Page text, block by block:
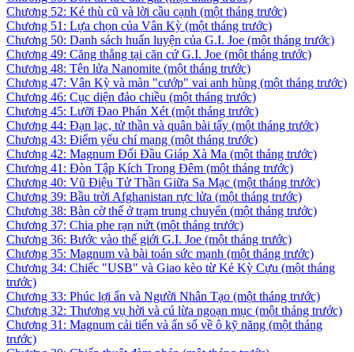
Chương 52: Kẻ thù cũ và lời cầu cạnh (một tháng trước)
Chương 51: Lựa chọn của Vân Kỳ (một tháng trước)
Chương 50: Danh sách huấn luyện của G.I. Joe (một tháng trước)
Chương 49: Căng thẳng tại căn cứ G.I. Joe (một tháng trước)
Chương 48: Tên lửa Nanomite (một tháng trước)
Chương 47: Vân Kỳ và màn "cướp" vai anh hùng (một tháng trước)
Chương 46: Cục diện đảo chiều (một tháng trước)
Chương 45: Lưỡi Đao Phán Xét (một tháng trước)
Chương 44: Đạn lạc, tử thần và quân bài tẩy (một tháng trước)
Chương 43: Điểm yếu chí mạng (một tháng trước)
Chương 42: Magnum Đối Đầu Giáp Xà Ma (một tháng trước)
Chương 41: Đòn Tập Kích Trong Đêm (một tháng trước)
Chương 40: Vũ Điệu Tử Thần Giữa Sa Mạc (một tháng trước)
Chương 39: Bầu trời Afghanistan rực lửa (một tháng trước)
Chương 38: Bàn cờ thế ở trạm trung chuyển (một tháng trước)
Chương 37: Chia phe rạn nứt (một tháng trước)
Chương 36: Bước vào thế giới G.I. Joe (một tháng trước)
Chương 35: Magnum và bài toán sức mạnh (một tháng trước)
Chương 34: Chiếc "USB" và Giao kèo từ Kẻ Kỳ Cựu (một tháng
trước)
Chương 33: Phúc lợi ẩn và Người Nhân Tạo (một tháng trước)
Chương 32: Thương vụ hời và cú lừa ngoạn mục (một tháng trước)
Chương 31: Magnum cải tiến và ẩn số về ô kỹ năng (một tháng
trước)